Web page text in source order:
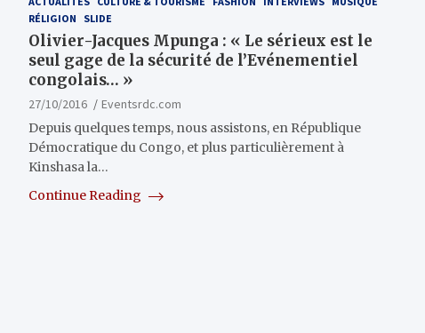
RÉLIGION
SLIDE
Olivier-Jacques Mpunga : « Le sérieux est le
seul gage de la sécurité de l’Evénementiel
congolais… »
27/10/2016
Eventsrdc.com
Depuis quelques temps, nous assistons, en République
Démocratique du Congo, et plus particulièrement à
Kinshasa la…
Continue Reading